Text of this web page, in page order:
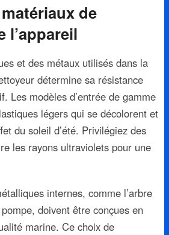
de
l’appareil
et des métaux utilisés dans la
détermine sa résistance
Les modèles d’entrée de gamme
légers qui se décolorent et
du soleil d’été. Privilégiez des
les rayons ultraviolets pour une
internes, comme l’arbre
doivent être conçues en
marine. Ce choix de